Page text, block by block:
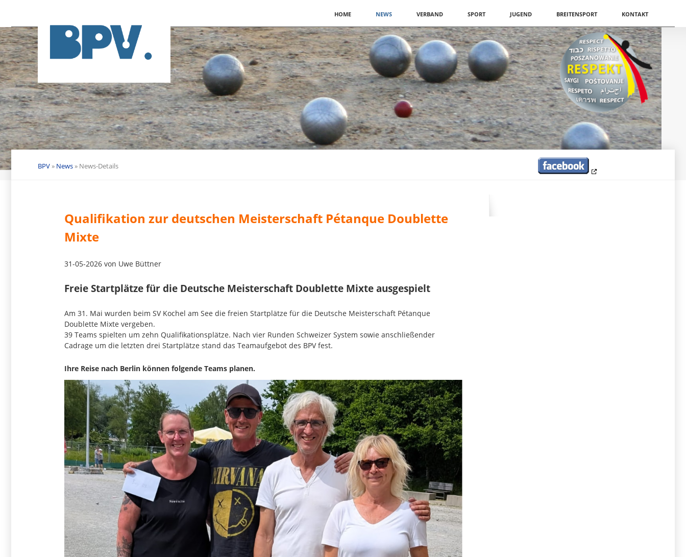
überspringen
HOME NEWS VERBAND SPORT JUGEND BREITENSPORT KONTAKT
Navigation
überspringen
BPV» News» News-Details
Qualifikation zur deutschen Meisterschaft Pétanque Doublette
Mixte
31-05-2026 von Uwe Büttner
Freie Startplätze für die Deutsche Meisterschaft Doublette Mixte ausgespielt
Am 31. Mai wurden beim SV Kochel am See die freien Startplätze für die Deutsche Meisterschaft Pétanque
Doublette Mixte vergeben.
39 Teams spielten um zehn Qualifikationsplätze. Nach vier Runden Schweizer System sowie anschließender
Cadrage um die letzten drei Startplätze stand das Teamaufgebot des BPV fest.
Ihre Reise nach Berlin können folgende Teams planen.